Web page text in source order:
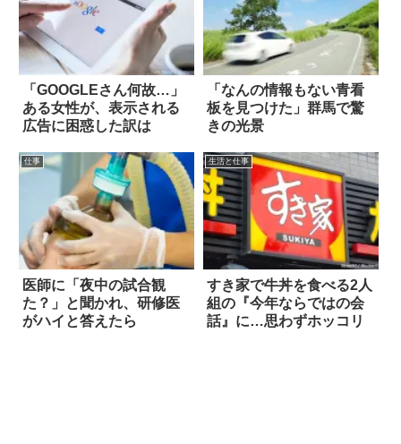
「GOOGLEさん何故…」
ある女性が、表示される
広告に困惑した訳は
「なんの情報もない青看
板を見つけた」群馬で驚
きの光景
仕事
医師に「夜中の試合観
た？」と聞かれ、研修医
がハイと答えたら
生活と仕事
すき家で牛丼を食べる2人
組の『今年ならではの会
話』に…思わずホッコリ